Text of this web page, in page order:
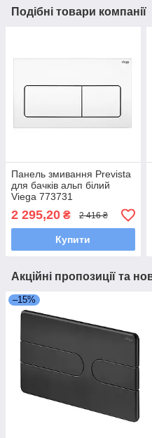
Подібні товари компанії
Панель змивання Prevista
для бачків альп білий
Viega 773731
2 295,20 ₴ 2 416 ₴
Купити
Акційні пропозиції та
–15%